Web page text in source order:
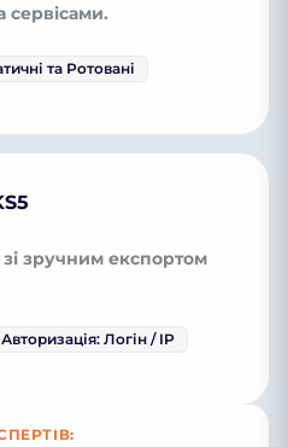
та Ротовані
зручним експортом
Авторизація: Логін / IP